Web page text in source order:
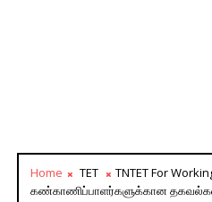
Home TET
TNTET For
கண்காணிப்பாளர்களுக்கான